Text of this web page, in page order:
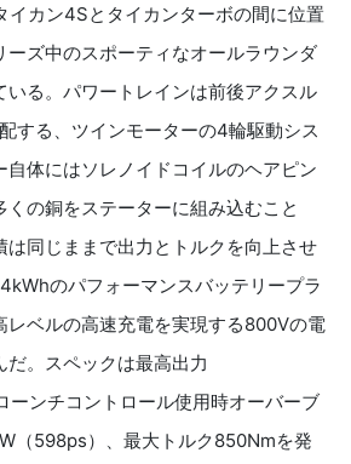
カン4Sとタイカンターボの間に位置
ーズ中のスポーティなオールラウンダ
いる。パワートレインは前後アクスル
する、ツインモーターの4輪駆動シス
自体にはソレノイドコイルのヘアピン
の銅をステーターに組み込むこと
は同じままで出力とトルクを向上させ
のパフォーマンスバッテリープラ
レベルの高速充電を実現する800Vの電
だ。スペックは最高出力
ーンチコントロール使用時オーバーブ
（598ps）、最大トルク850Nmを発